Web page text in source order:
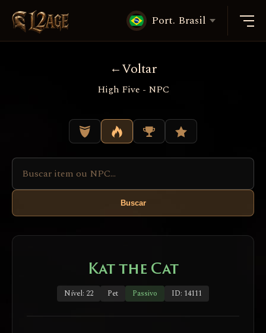
Port. Brasil
Voltar
High Five - NPC
Buscar
Kat the Cat
Nível: 22 Pet Passivo ID: 14111